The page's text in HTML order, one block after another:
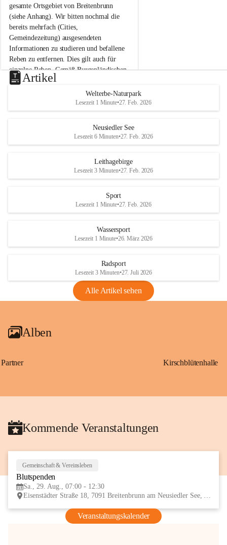
u
n
n
a
m
N
e
u
s
d
S
gesamte Ortsgebiet von Breitenbrunn
(siehe Anhang). Wir bitten nochmal die
bereits mehrfach (Cities,
Gemeindezeitung) ausgesendeten
Informationen zu studieren und befallene
Reben zu entfernen. Dies gilt auch für
einzelne Reben. Gemäß Burgenländischen
Weinbaugesetz sind nicht gepflegte oder
unzulässige Weingärten zu roden! Bitte
helfen wir zusammen um unsere Winzer
vor den prognostizierten Ernteausfällen
und den daraus folgenden wirtschaftlichen
Maßnahmen zur Bekämpfung
Rebe und der Amerikanischen
Anhang VBl. EU Nr. 18
1 Seite•1,4 MB
VBl. EU Nr. 18_2026
u
e
d
r
S
Artikel
Welterbe-Naturpark
Lesezeit 1 Minute•27. Feb. 2026
Neusiedler See
Lesezeit 6 Minuten•27. Feb. 2026
Leithagebirge
Lesezeit 3 Minuten•27. Feb. 2026
Sport
Lesezeit 1 Minute•27. Feb. 2026
Wassersport
Lesezeit 1 Minute•26. März 2026
Radsport
Lesezeit 3 Minuten•27. Juli 2026
Alle Artikel sehen
Alben
Partner Kirschblütenhalle
Kommende Veranstaltungen
Gemeinschaft & Vereinsleben
Blutspenden
Sa., 29. Aug., 07:00 - 12:30
Eisenstädter Straße 18, 7091 Breitenbrunn am Neusiedler See, AUT
Veranstaltungskalender